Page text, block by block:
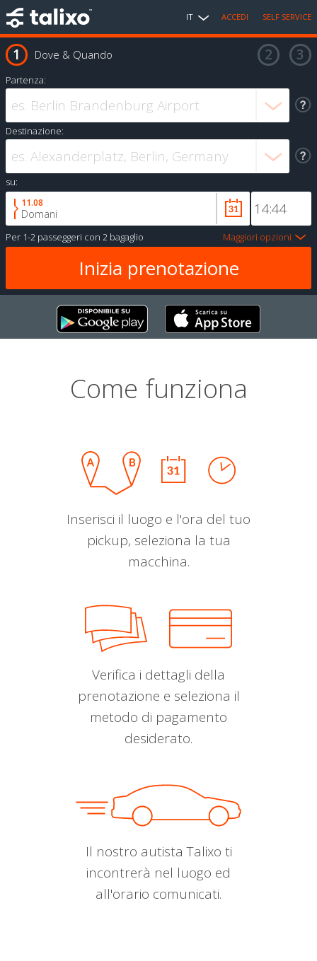
IT ACCEDI SELF SERVICE
Dove & Quando
Partenza:
Destinazione:
su:
11.08
Domani
Per 1-2 passeggeri con 2 bagaglio Maggiori opzioni
Come funziona
Inserisci il luogo e l'ora del tuo
pickup, seleziona la tua
macchina.
Verifica i dettagli della
prenotazione e seleziona il
metodo di pagamento
desiderato.
Il nostro autista Talixo ti
incontrerà nel luogo ed
all'orario comunicati.